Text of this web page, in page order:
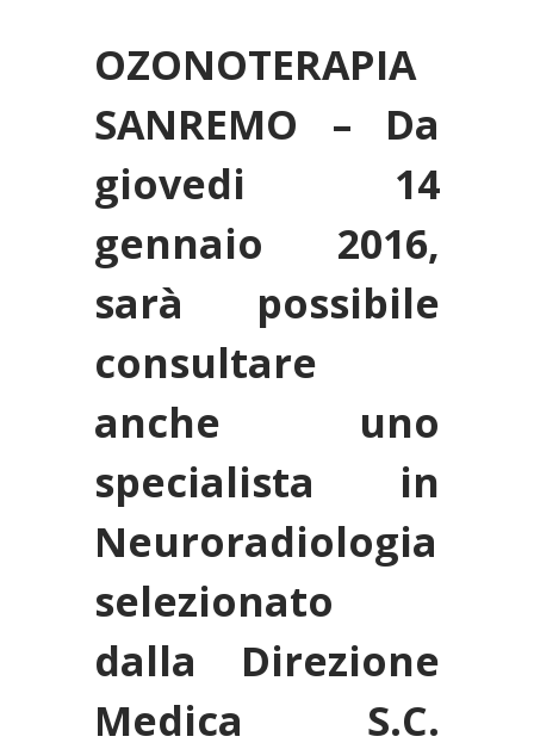
OZONOTERAPIA
SANREMO – Da
giovedi 14
gennaio 2016,
sarà possibile
consultare
anche uno
specialista in
Neuroradiologia
selezionato
dalla Direzione
Medica S.C.